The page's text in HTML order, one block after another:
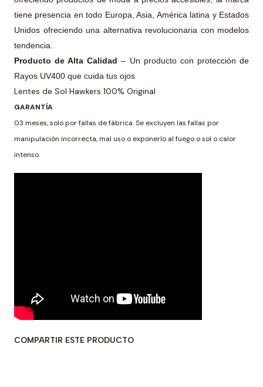
tiene presencia en todo Europa, Asia, América latina y Estados
Unidos ofreciendo una alternativa revolucionaria con modelos
tendencia.
Producto de Alta Calidad– Un producto con protección de
Rayos UV400 que cuida tus ojos
Lentes de Sol Hawkers 100% Original
GARANTÍA
03 meses, solo por fallas de fábrica. Se excluyen las fallas por
manipulación incorrecta, mal uso o exponerlo al fuego o sol o calor
intenso.
COMPARTIR ESTE PRODUCTO